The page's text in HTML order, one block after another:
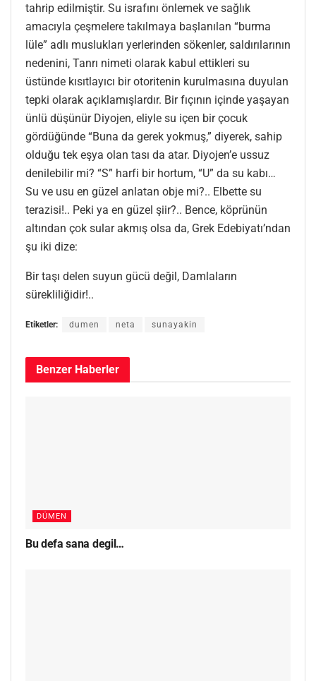
tahrip edilmiştir. Su israfını önlemek ve sağlık
amacıyla çeşmelere takılmaya başlanılan “burma
lüle” adlı muslukları yerlerinden sökenler, saldırılarının
nedenini, Tanrı nimeti olarak kabul ettikleri su
üstünde kısıtlayıcı bir otoritenin kurulmasına duyulan
tepki olarak açıklamışlardır. Bir fıçının içinde yaşayan
ünlü düşünür Diyojen, eliyle su içen bir çocuk
gördüğünde “Buna da gerek yokmuş,” diyerek, sahip
olduğu tek eşya olan tası da atar. Diyojen’e ussuz
denilebilir mi? “S” harfi bir hortum, “U” da su kabı…
Su ve usu en güzel anlatan obje mi?.. Elbette su
terazisi!.. Peki ya en güzel şiir?.. Bence, köprünün
altından çok sular akmış olsa da, Grek Edebiyatı’ndan
şu iki dize:
Bir taşı delen suyun gücü değil, Damlaların
sürekliliğidir!..
Etiketler: dumen neta sunayakin
Benzer Haberler
DÜMEN
Bu defa sana degil…